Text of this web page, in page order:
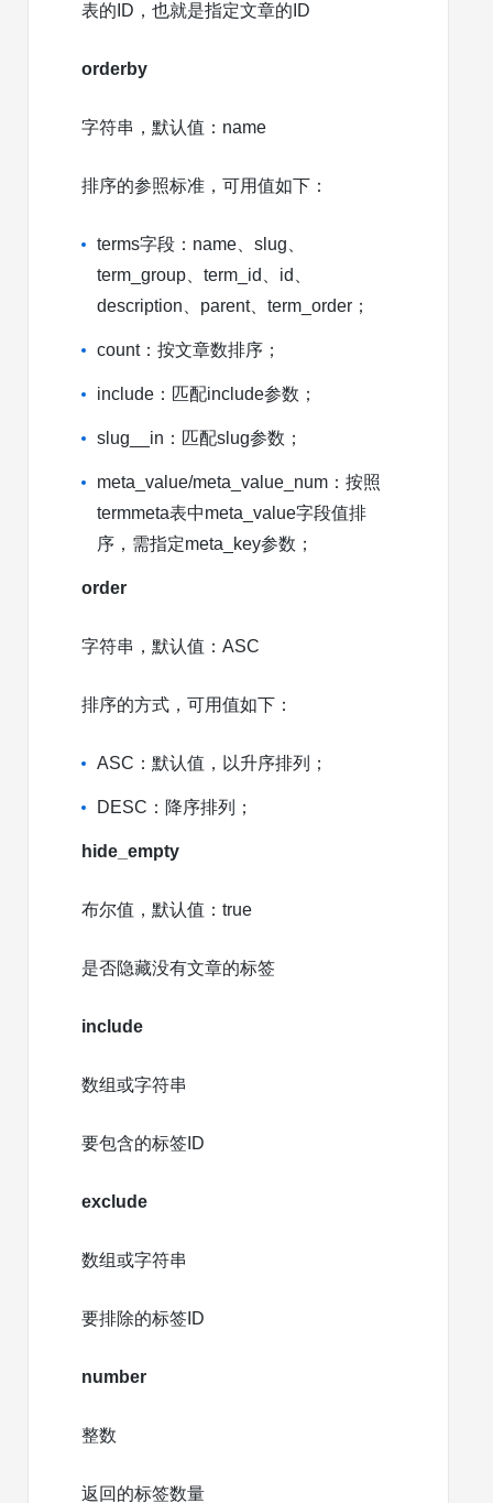
表的ID，也就是指定文章的ID
orderby
字符串，默认值：name
排序的参照标准，可用值如下：
terms字段：name、slug、
term_group、term_id、id、
description、parent、term_order；
count：按文章数排序；
include：匹配include参数；
slug__in：匹配slug参数；
meta_value/meta_value_num：按照
termmeta表中meta_value字段值排
序，需指定meta_key参数；
order
字符串，默认值：ASC
排序的方式，可用值如下：
ASC：默认值，以升序排列；
DESC：降序排列；
hide_empty
布尔值，默认值：true
是否隐藏没有文章的标签
include
数组或字符串
要包含的标签ID
exclude
数组或字符串
要排除的标签ID
number
整数
返回的标签数量